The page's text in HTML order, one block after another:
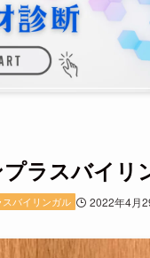
ラスバイリ
バイリンガル 2022年4月